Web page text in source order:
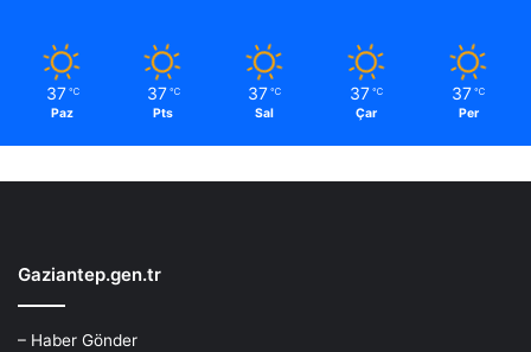
37 ℃
Paz
37 ℃
Pts
37 ℃
Sal
37 ℃
Çar
37 ℃
Per
Gaziantep.gen.tr
– Haber Gönder